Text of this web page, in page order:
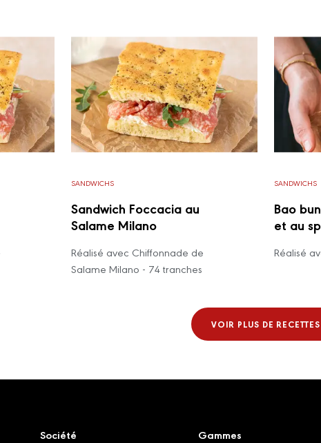
SANDWICHS
Sandwich Foccacia au
Salame Milano
Réalisé avec Chiffonnade de
Salame Milano - 74 tranches
SANDWICHS
Bao
et au
Réalisé
VOIR PLUS DE RECETTES
Société Gammes